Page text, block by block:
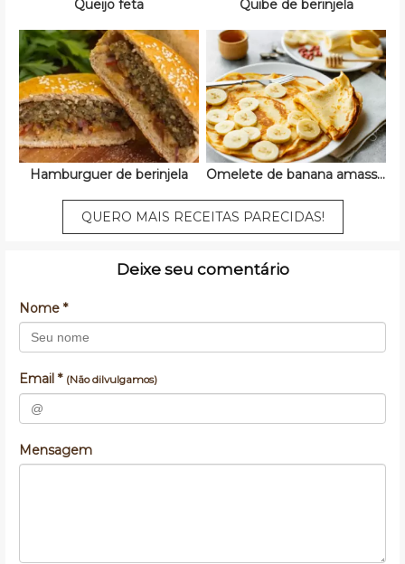
Queijo feta Quibe de berinjela
Hamburguer de berinjela Omelete de banana amassada
QUERO MAIS RECEITAS PARECIDAS!
Deixe seu comentário
Nome *
Email * (Não dilvulgamos)
Mensagem